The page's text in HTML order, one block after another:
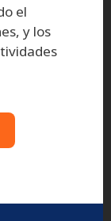
el
y los